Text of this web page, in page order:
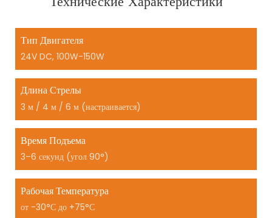
Тип Двигателя
24V DC, 100W-150W
Длина Стрелы
3 м / 4 м / 6 м (настраивается)
Время Подъема
3–6 секунд (угол 90°)
Рабочая Температура
от -30°С до +75°С